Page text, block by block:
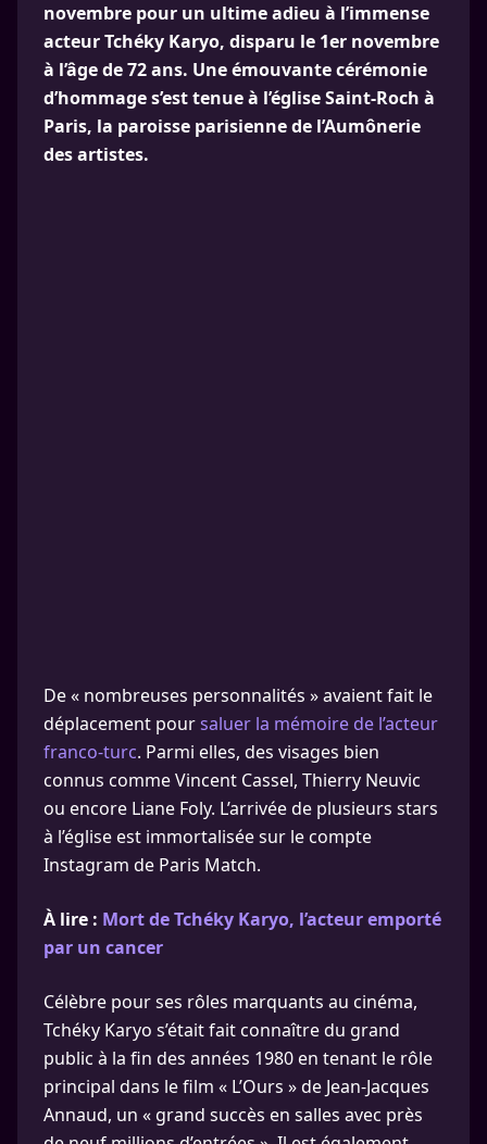
novembre pour un ultime adieu à l’immense
acteur Tchéky Karyo, disparu le 1er novembre
à l’âge de 72 ans. Une émouvante cérémonie
d’hommage s’est tenue à l’église Saint-Roch à
Paris, la paroisse parisienne de l’Aumônerie
des artistes.
De « nombreuses personnalités » avaient fait le
déplacement poursaluer la mémoire de l’acteur
franco-turc. Parmi elles, des visages bien
connus comme Vincent Cassel, Thierry Neuvic
ou encore Liane Foly. L’arrivée de plusieurs stars
à l’église est immortalisée sur le compte
Instagram de Paris Match.
À lire : Mort de Tchéky Karyo, l’acteur emporté
par un cancer
Célèbre pour ses rôles marquants au cinéma,
Tchéky Karyo s’était fait connaître du grand
public à la fin des années 1980 en tenant le rôle
principal dans le film « L’Ours » de Jean-Jacques
Annaud, un « grand succès en salles avec près